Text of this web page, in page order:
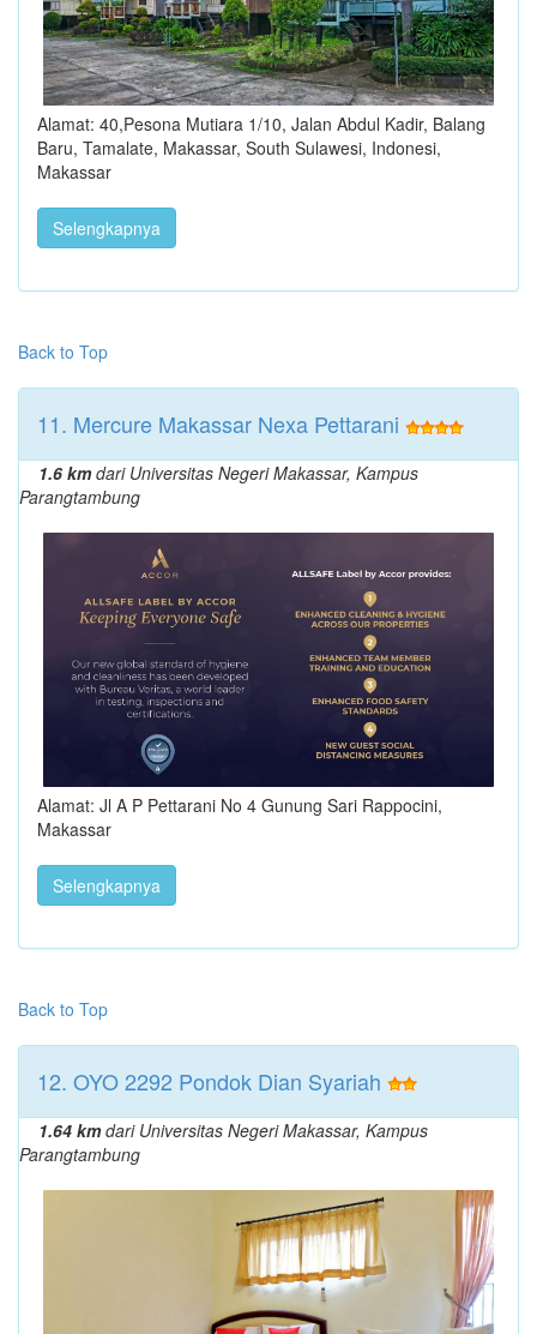
Alamat: 40,Pesona Mutiara 1/10, Jalan Abdul Kadir, Balang
Baru, Tamalate, Makassar, South Sulawesi, Indonesi,
Makassar
Selengkapnya
Back to Top
11. Mercure Makassar Nexa Pettarani
1.6 kmdari Universitas Negeri Makassar, Kampus
Parangtambung
Alamat: Jl A P Pettarani No 4 Gunung Sari Rappocini,
Makassar
Selengkapnya
Back to Top
12. OYO 2292 Pondok Dian Syariah
1.64 kmdari Universitas Negeri Makassar, Kampus
Parangtambung